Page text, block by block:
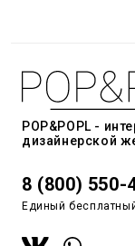
POP&POPL -
дизайнерской
8 (800) 550-
Единый